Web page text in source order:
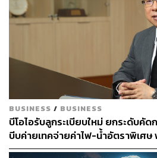
TAGS: อัสสเ
ตลาดหุ้นไทย
นฤตม์ เทอดสถี
BUSINESS / BUSINESS
บีโอไอรับลูกระเบียบใหม่ ยกระดับคั
บีบค่ายเทคจ่ายค่าไฟ-น้ำอัตราพิเศ
ประโยชน์ประเทศเป็นหลัก